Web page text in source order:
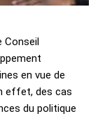
Conseil
en vue de
effet, des cas
du politique